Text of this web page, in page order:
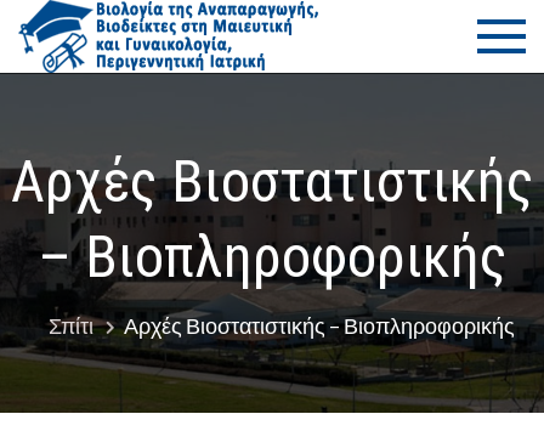
Μετάβαση
στο
περιεχόμενο
ΠΜΣ
της
–
στη
και
–
Τμήμα Ιατρικής
Πανεπιστήμιο
Αρχές Βιοστατιστικής
– Βιοπληροφορικής
Σπίτι Αρχές Βιοστατιστικής – Βιοπληροφορικής